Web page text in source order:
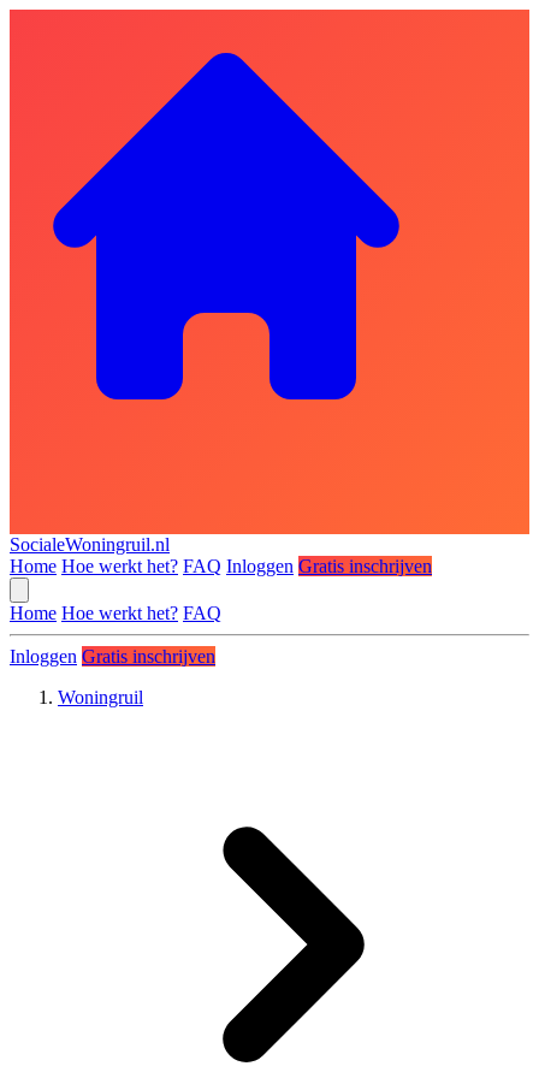
SocialeWoningruil.nl
Home Hoe werkt het? FAQ Inloggen Gratis inschrijven
Home Hoe werkt het? FAQ
Inloggen Gratis inschrijven
Woningruil